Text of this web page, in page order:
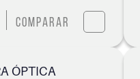
Comparar
ÓPTICA